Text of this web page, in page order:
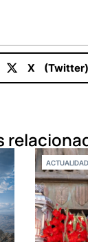
X (Twitter)
ACTUALIDAD